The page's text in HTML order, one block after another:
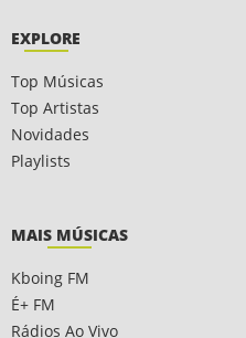
EXPLORE
Top Músicas
Top Artistas
Novidades
Playlists
MAIS MÚSICAS
Kboing FM
É+ FM
Rádios Ao Vivo